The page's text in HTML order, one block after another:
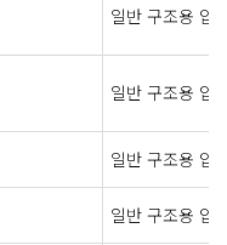
일반 구조용 압
일반 구조용 압
일반 구조용 압
일반 구조용 압